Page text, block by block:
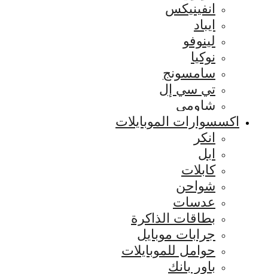
انفينيكس
ايباد
لينوفو
نوكيا
سامسونج
تي سي إل
شاومي
اكسسوارات الموبايلات
انكر
ابل
كابلات
شواحن
عدسات
بطاقات الذاكرة
جرابات موبايل
حوامل للموبايلات
باور بانك